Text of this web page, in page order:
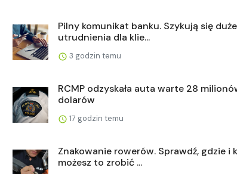
Pilny komunikat banku. Szykują się duże
utrudnienia dla klie...
3 godzin temu
RCMP odzyskała auta warte 28
dolarów
17 godzin temu
Znakowanie rowerów. Sprawdź, gdzie i
możesz to zrobić ...